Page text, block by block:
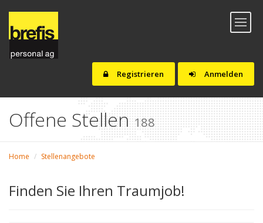
Anmelden
Registrieren
Toggle
Offene Stellen188
Home Stellenangebote
Finden Sie Ihren Traumjob!